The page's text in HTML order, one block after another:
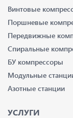
Винтовые
Поршневые
Передвижные
Спиральные
БУ компрессоры
Модульные
Азотные станции
УСЛУГИ